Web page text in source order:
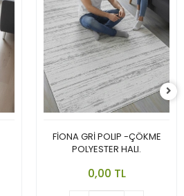
FİONA BEJ POLIP -ÇÖKME
POLYESTER HALI.
0,00 TL
Adet